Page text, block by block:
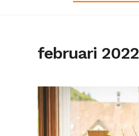
februari 2022